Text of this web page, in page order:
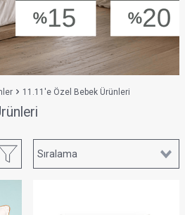
11.11'e Özel Bebek Ürünleri